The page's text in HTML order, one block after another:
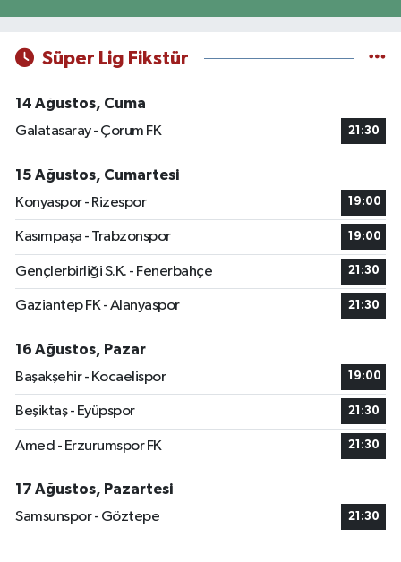
Süper Lig Fikstür
14 Ağustos, Cuma
Galatasaray - Çorum FK
21:30
15 Ağustos, Cumartesi
Konyaspor - Rizespor
19:00
Kasımpaşa - Trabzonspor 19:00
Gençlerbirliği S.K. - Fenerbahçe 21:30
Gaziantep FK - Alanyaspor 21:30
16 Ağustos, Pazar
Başakşehir - Kocaelispor
19:00
Beşiktaş - Eyüpspor 21:30
Amed - Erzurumspor FK 21:30
17 Ağustos, Pazartesi
Samsunspor - Göztepe
21:30